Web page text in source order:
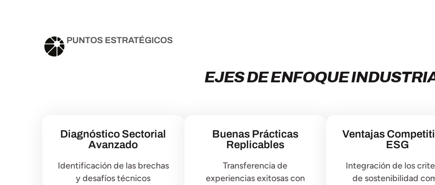
PUNTOS ESTRATÉGICOS
EJES DE ENFOQUE
Diagnóstico Sectorial
Avanzado
Identificación de las brechas
y desafíos técnicos
Buenas Prácticas
Replicables
Transferencia de
experiencias exitosas con
Ventajas
ESG
Integración de los
de sostenibilidad